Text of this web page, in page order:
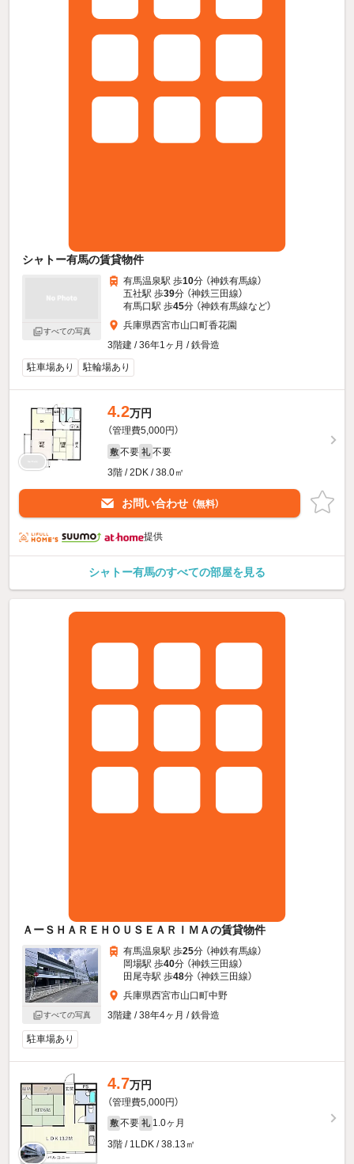
シャトー有馬の賃貸物件
すべての写真
有馬温泉駅 歩10分 （神鉄有馬線）
五社駅 歩39分 （神鉄三田線）
有馬口駅 歩45分 （神鉄有馬線など）
兵庫県西宮市山口町香花園
3階建 / 36年1ヶ月 / 鉄骨造
駐車場あり
駐輪場あり
4.2万円
（管理費5,000円）
敷 不要 礼 不要
3階 / 2DK / 38.0㎡
お問い合わせ （無料）
提供
シャトー有馬のすべての部屋を見る
ＡーＳＨＡＲＥＨＯＵＳＥＡＲＩＭＡの賃貸物件
すべての写真
有馬温泉駅 歩25分 （神鉄有馬線）
岡場駅 歩40分 （神鉄三田線）
田尾寺駅 歩48分 （神鉄三田線）
兵庫県西宮市山口町中野
3階建 / 38年4ヶ月 / 鉄骨造
駐車場あり
4.7万円
（管理費5,000円）
敷 不要 礼 1.0ヶ月
3階 / 1LDK / 38.13㎡